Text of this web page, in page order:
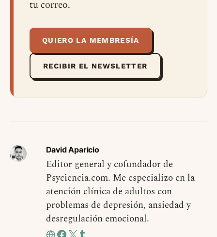
tu correo.
QUIERO LA MEMBRESÍA
RECIBIR EL NEWSLETTER
David Aparicio
Editor general y cofundador de
Psyciencia.com. Me especializo en la
atención clínica de adultos con
problemas de depresión, ansiedad y
desregulación emocional.